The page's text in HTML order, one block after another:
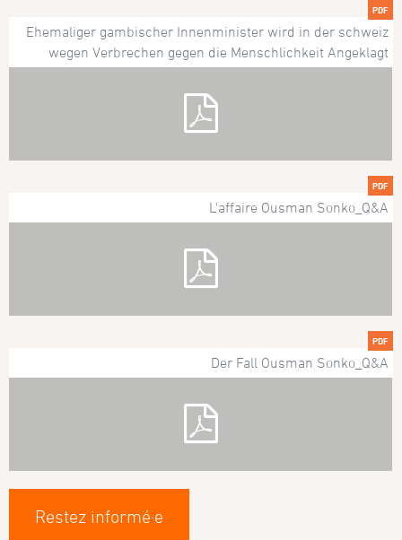
PDF
Ehemaliger gambischer Innenminister wird in der schweiz
wegen Verbrechen gegen die Menschlichkeit Angeklagt
PDF
L'affaire Ousman Sonko_Q&A
PDF
Der Fall Ousman Sonko_Q&A
Restez informé·e